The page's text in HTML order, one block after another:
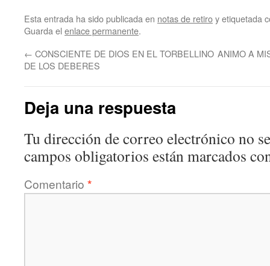
Esta entrada ha sido publicada en notas de retiroy etiquetada
Guarda el enlace permanente.
← CONSCIENTE DE DIOS EN EL TORBELLINO
DE LOS DEBERES
ANIMO A
Deja una respuesta
Tu dirección de correo electrónico no
campos obligatorios están marcados
Comentario *